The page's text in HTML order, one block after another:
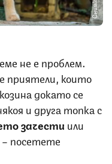
не е проблем.
приятели, които
докато се
и друга топка с
зачести или
– посетете